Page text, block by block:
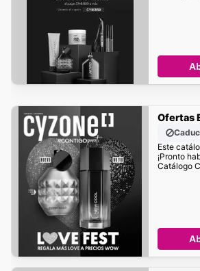
Ofertas
Este
¡Pronto
Catálogo